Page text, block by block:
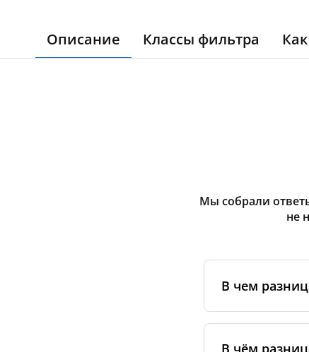
Описание Классы фильтра
Мы собрали
не
В чем
В чём